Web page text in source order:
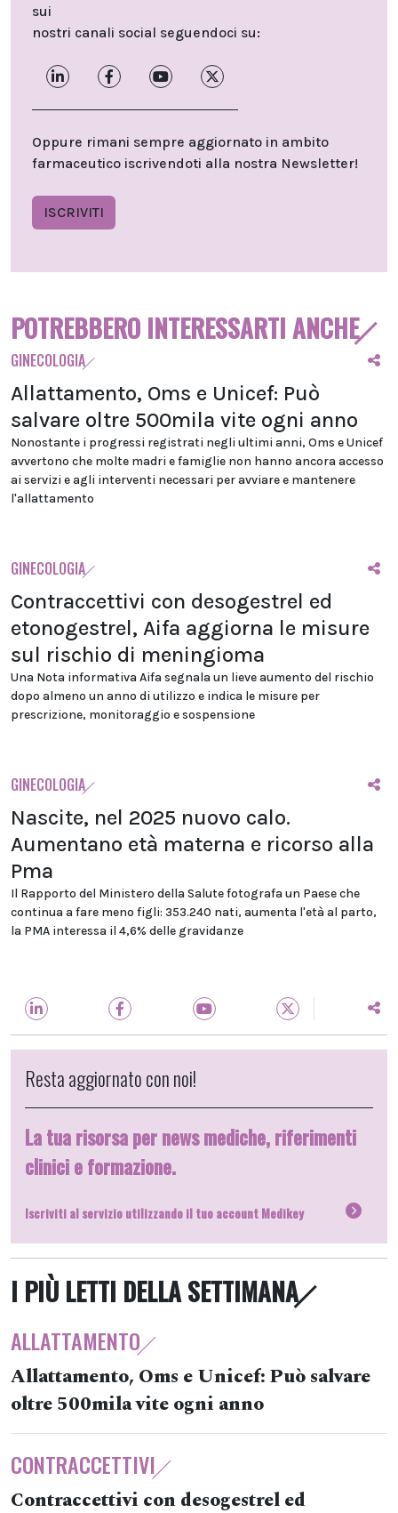
sui
nostri canali social seguendoci su:
Oppure rimani sempre aggiornato in ambito
farmaceutico iscrivendoti alla nostra Newsletter!
ISCRIVITI
POTREBBERO INTERESSARTI ANCHE
GINECOLOGIA
Allattamento, Oms e Unicef: Può
salvare oltre 500mila vite ogni anno
Nonostante i progressi registrati negli ultimi anni, Oms e Unicef
avvertono che molte madri e famiglie non hanno ancora accesso
ai servizi e agli interventi necessari per avviare e mantenere
l'allattamento
GINECOLOGIA
Contraccettivi con desogestrel ed
etonogestrel, Aifa aggiorna le misure
sul rischio di meningioma
Una Nota informativa Aifa segnala un lieve aumento del rischio
dopo almeno un anno di utilizzo e indica le misure per
prescrizione, monitoraggio e sospensione
GINECOLOGIA
Nascite, nel 2025 nuovo calo.
Aumentano età materna e ricorso alla
Pma
Il Rapporto del Ministero della Salute fotografa un Paese che
continua a fare meno figli: 353.240 nati, aumenta l'età al parto,
la PMA interessa il 4,6% delle gravidanze
Resta aggiornato con noi!
La tua risorsa per news mediche, riferimenti
clinici e formazione.
Iscriviti al servizio utilizzando il tuo account Medikey
I PIÙ LETTI DELLA SETTIMANA
ALLATTAMENTO
Allattamento, Oms e Unicef: Può salvare
oltre 500mila vite ogni anno
CONTRACCETTIVI
Contraccettivi con desogestrel ed